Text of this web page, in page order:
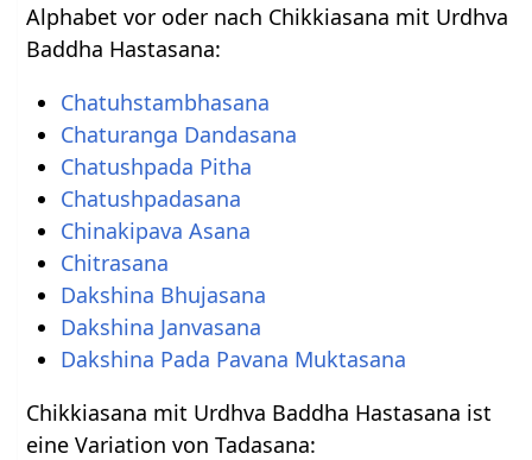
Alphabet vor oder nach Chikkiasana mit Urdhva
Baddha Hastasana:
Chatuhstambhasana
Chaturanga Dandasana
Chatushpada Pitha
Chatushpadasana
Chinakipava Asana
Chitrasana
Dakshina Bhujasana
Dakshina Janvasana
Dakshina Pada Pavana Muktasana
Chikkiasana mit Urdhva Baddha Hastasana ist
eine Variation von Tadasana: